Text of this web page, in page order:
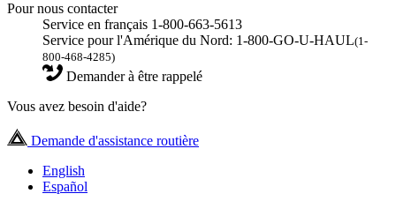
Pour nous contacter
Service en français 1-800-663-5613
Service pour l'Amérique du Nord: 1-800-GO-U-HAUL(1-
800-468-4285)
Demander à être rappelé
Vous avez besoin d'aide?
Demande d'assistance routière
English
Español